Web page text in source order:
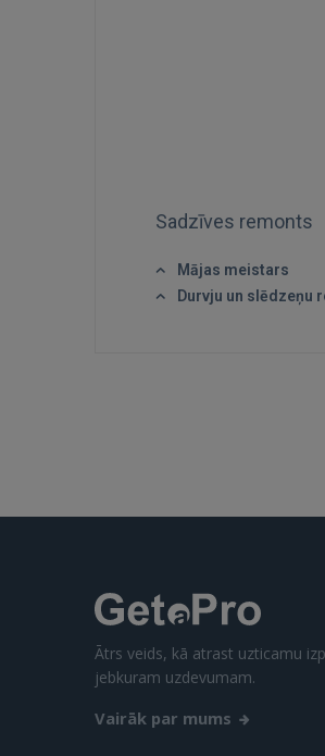
Sadzīves remonts
Mājas meistars
Durvju un slēdzeņu
Ātrs veids, kā atrast uzticamu
jebkuram uzdevumam.
Vairāk par mums